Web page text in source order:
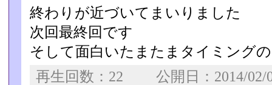
終わりが近づいてまいりました
次回最終回です
そして面白いたまたまタイミング
再生回数：22 公開日：2014/